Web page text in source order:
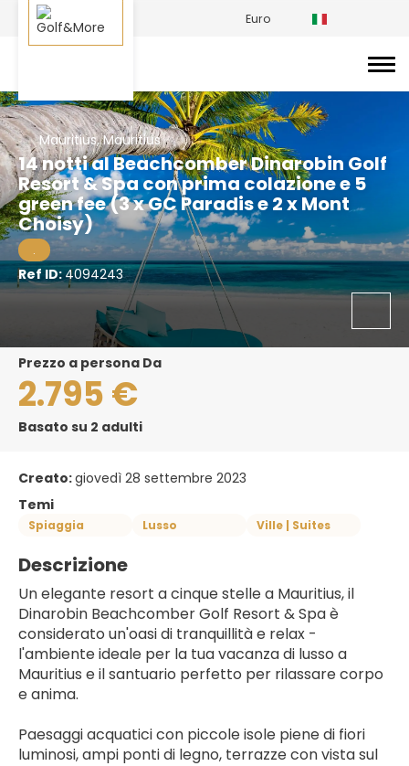
Euro
Mauritius, Mauritius
14 notti al Beachcomber Dinarobin Golf
Resort & Spa con prima colazione e 5
green fee (3 x GC Paradis e 2 x Mont
Choisy)
.
Ref ID:4094243
prezzo a persona Da
2.795 €
Basato su 2 adulti
Creato:giovedì 28 settembre 2023
Temi
Spiaggia Lusso Ville | Suites
Descrizione
Un elegante resort a cinque stelle a Mauritius, il
Dinarobin Beachcomber Golf Resort & Spa è
considerato un'oasi di tranquillità e relax -
l'ambiente ideale per la tua vacanza di lusso a
Mauritius e il santuario perfetto per rilassare corpo
e anima.
Paesaggi acquatici con piccole isole piene di fiori
luminosi, ampi ponti di legno, terrazze con vista sul